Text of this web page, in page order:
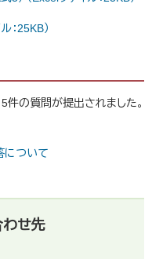
：25KB）
件の質問が提出されました。
について
わせ先